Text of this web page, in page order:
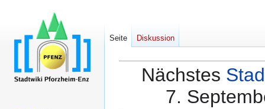
Nächstes
7.
Seite Diskussion